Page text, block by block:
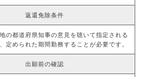
返還免除条件
の都道府県知事の意見を聴いて指定される
定められた期間勤務することが必要です。
出願前の確認